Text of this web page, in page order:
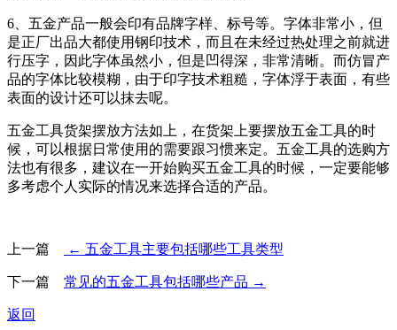
6、五金产品一般会印有品牌字样、标号等。字体非常小，但
是正厂出品大都使用钢印技术，而且在未经过热处理之前就进
行压字，因此字体虽然小，但是凹得深，非常清晰。而仿冒产
品的字体比较模糊，由于印字技术粗糙，字体浮于表面，有些
表面的设计还可以抹去呢。
五金工具货架摆放方法如上，在货架上要摆放五金工具的时
候，可以根据日常使用的需要跟习惯来定。五金工具的选购方
法也有很多，建议在一开始购买五金工具的时候，一定要能够
多考虑个人实际的情况来选择合适的产品。
上一篇 ← 五金工具主要包括哪些工具类型
下一篇 常见的五金工具包括哪些产品 →
返回